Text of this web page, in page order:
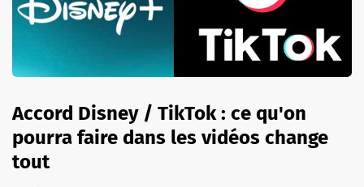
Accord Disney / TikTok : ce qu'on
pourra faire dans les vidéos change
tout